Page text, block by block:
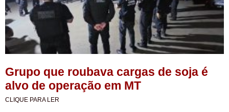
Grupo que roubava cargas de soja é
alvo de operação em MT
CLIQUE PARA LER